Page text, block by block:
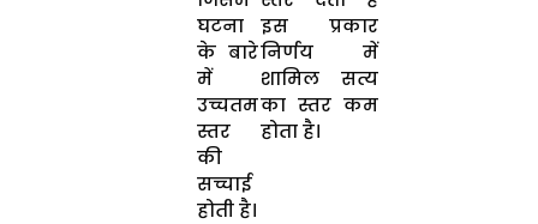
घटना
के बारे
में
उच्चतम
स्तर
की
सच्चाई
होती है।
इस प्रकार
निर्णय में
शामिल सत्य
का स्तर कम
होता है।